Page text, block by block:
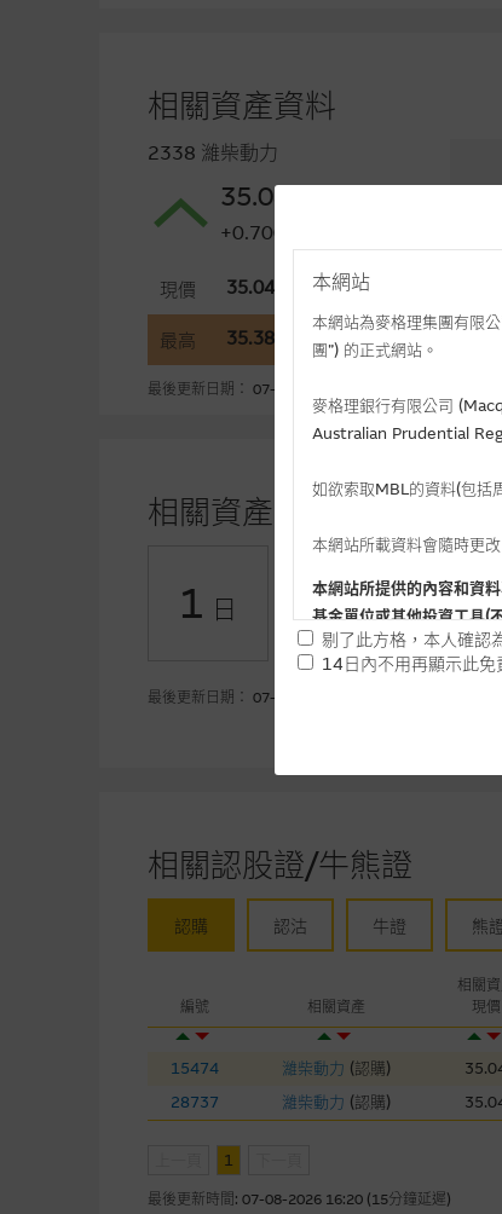
相關資產資料
2338 濰柴動力
35.04
+0.700(+2.04%)
現價 35.04
最高 35.38
最後更新日期： 07-08-2026 16:20(十五分鐘延遲)
相關資產認股證資金流
1 日 認沽(百萬) +0.10
最後更新日期： 07-08-2026
相關認股證/牛熊證
認購 認沽 牛證 熊
編號 相關資產
相關
現價
15474 濰柴動力 (認購)
28737
濰柴動力 (認購)
1
最後更新時間: 07-08-2026 16:20 (15分鐘延遲)
本網站
本網站為麥格理集團有限
團”) 的正式網站。
麥格理銀行有限公司
Australian Prudential
如欲索取MBL的資料(包括
本網站所載資料會隨時更
本網站所提供的內容和資
基金單位或其他投資工具(
網站內容來自我們在所示
未必完整或準確。麥格理
任何指示價格報價、公開
的，因此並不保證該類報
績並不保證將來表現。網
何用途上均完整、可靠、
網站內容不構成要約及徵
而成，但不包括麥格理集團
在法律最大許可的情況下
連結的第三者網站，在任
網站內容的依賴而導致的
剔了此方格，本人確認
14日內不用再顯示此免